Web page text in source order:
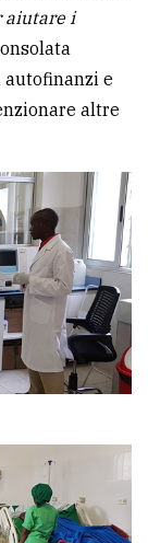
aiutare i
autofinanzi e
altre